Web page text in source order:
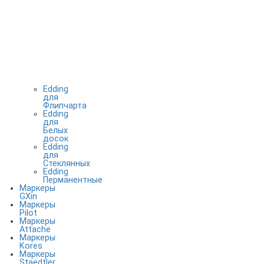
Edding
для
Флипчарта
Edding
для
Белых
досок
Edding
для
Стеклянных
Edding
Перманентные
Маркеры
GXin
Маркеры
Pilot
Маркеры
Attache
Маркеры
Kores
Маркеры